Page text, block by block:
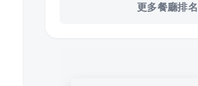
更多餐廳排名